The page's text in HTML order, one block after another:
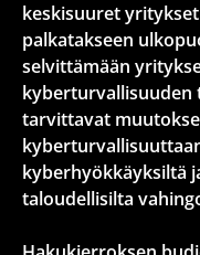
keskisuuret
palkatakseen
selvittämään
kyberturvallisuuden
tarvittavat
kyberhyökkäyksiltä
taloudellisilta